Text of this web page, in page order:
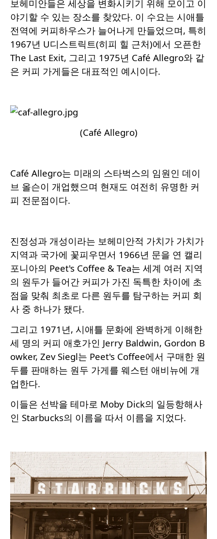
보헤미안들은 세상을 변화시키기 위해 모이고 이
야기할 수 있는 장소를 찾았다. 이 수요는 시애틀
전역에 커피하우스가 늘어나게 만들었으며, 특히
1967년 U디스트릭트(히피 힐 근처)에서 오픈한
The Last Exit, 그리고 1975년 Café Allegro와 같
은 커피 가게들은 대표적인 예시이다.
(Café Allegro)
Café Allegro는 미래의 스타벅스의 임원인 데이
브 올슨이 개업했으며 현재도 여전히 유명한 커
피 전문점이다.
진정성과 개성이라는 보헤미안적 가치가 가치가
지역과 국가에 꽃피우면서 1966년 문을 연 캘리
포니아의 Peet's Coffee & Tea는 세계 여러 지역
의 원두가 들어간 커피가 가진 독특한 차이에 초
점을 맞춰 최초로 다른 원두를 탐구하는 커피 회
사 중 하나가 됐다.
그리고 1971년, 시애틀 문화에 완벽하게 이해한
세 명의 커피 애호가인 Jerry Baldwin, Gordon B
owker, Zev Siegl는 Peet's Coffee에서 구매한 원
두를 판매하는 원두 가게를 웨스턴 애비뉴에 개
업한다.
이들은 선박을 테마로 Moby Dick의 일등항해사
인 Starbucks의 이름을 따서 이름을 지었다.